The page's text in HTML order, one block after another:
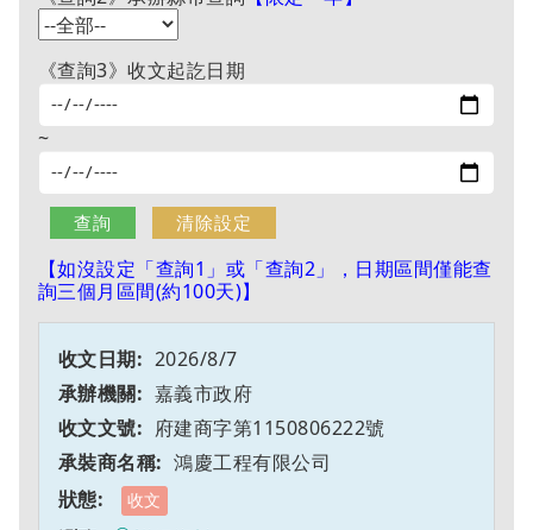
《查詢3》收文起訖日期
~
【如沒設定「查詢1」或「查詢2」，日期區間僅能查
詢三個月區間(約100天)】
2026/8/7
嘉義市政府
府建商字第1150806222號
鴻慶工程有限公司
收文